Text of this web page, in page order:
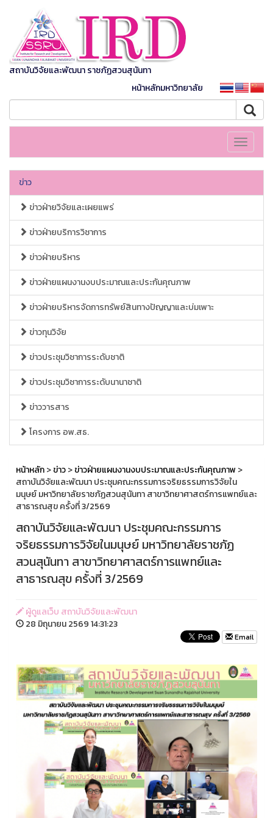
สถาบันวิจัยและพัฒนา ราชภัฏสวนสุนันทา
หน้าหลักมหาวิทยาลัย
Toggle
ข่าว
ข่าวฝ่ายวิจัยและเผยแพร่
ข่าวฝ่ายบริการวิชาการ
ข่าวฝ่ายบริหาร
ข่าวฝ่ายแผนงานงบประมาณและประกันคุณภาพ
ข่าวฝ่ายบริหารจัดการทรัพย์สินทางปัญญาและบ่มเพาะ
ข่าวทุนวิจัย
ข่าวประชุมวิชาการระดับชาติ
ข่าวประชุมวิชาการระดับนานาชาติ
ข่าววารสาร
โครงการ อพ.สธ.
หน้าหลัก>ข่าว>ข่าวฝ่ายแผนงานงบประมาณและประกันคุณภาพ >
สถาบันวิจัยและพัฒนา ประชุมคณะกรรมการจริยธรรมการวิจัยใน
มนุษย์ มหาวิทยาลัยราชภัฏสวนสุนันทา สาขาวิทยาศาสตร์การแพทย์และ
สาธารณสุข ครั้งที่ 3/2569
สถาบันวิจัยและพัฒนา ประชุมคณะกรรมการ
จริยธรรมการวิจัยในมนุษย์ มหาวิทยาลัยราชภัฏ
สวนสุนันทา สาขาวิทยาศาสตร์การแพทย์และ
สาธารณสุข ครั้งที่ 3/2569
ผู้ดูแลเว็บ สถาบันวิจัยและพัฒนา
28 มิถุนายน 2569 14:31:23
Email